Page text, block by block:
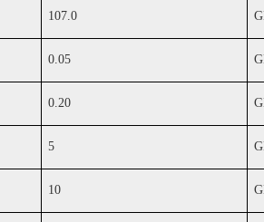
107.0
0.05
0.20
5
10